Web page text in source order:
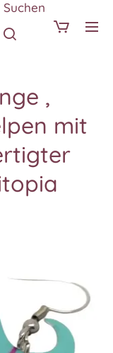
Suchen
,
mit